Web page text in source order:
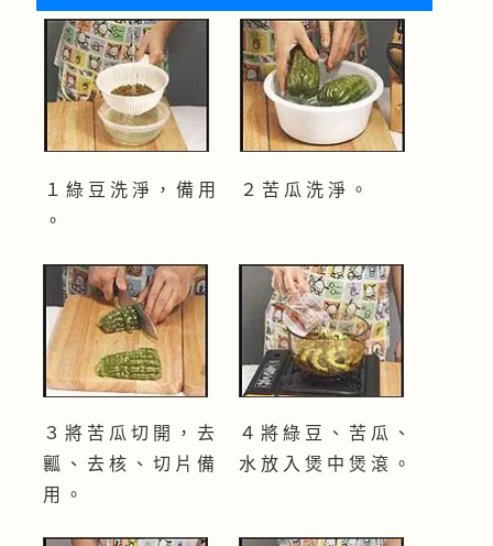
１ 綠 豆 洗 淨 ， 備 用
。
２ 苦 瓜 洗 淨 。
３ 將 苦 瓜 切 開 ， 去
瓤 、 去 核 、 切 片 備
用 。
４ 將 綠 豆 、 苦 瓜 、
水 放 入 煲 中 煲 滾 。